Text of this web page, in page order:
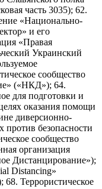
часть 3035); 62.
«Национально-
и его
«Правая
Украинский
сообщество
(«НКД»); 64.
для подготовки и
оказания помощи
диверсионно-
против безопасности
сообщество
организация
Дистанцирование»);
Distancing»
Террористическое